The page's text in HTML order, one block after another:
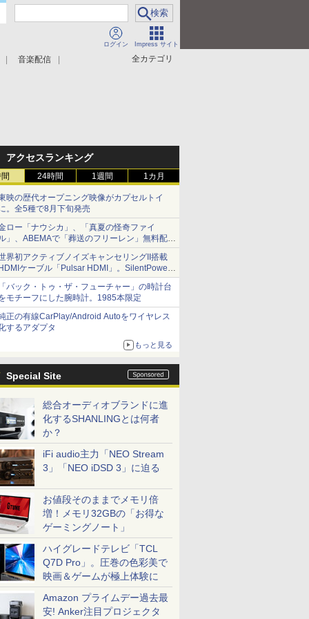
ログイン Impress サイト
全カテゴリ
音楽配信
アクセスランキング
24時間 1週間 1カ月
映の歴代オープニング映像がカプセルトイ
。全5種で8月下旬発売
ロー「ナウシカ」、「真夏の怪奇ファイ
」、ABEMAで「葬送のフリーレン」無料配信
ど。夏の特番・配信情報
界初アクティブノイズキャンセリングII搭載
ケーブル「Pulsar HDMI」。SilentPower
ら
バック・トゥ・ザ・フューチャー」の時計台
モチーフにした腕時計。1985本限定
正の有線CarPlay/Android Autoをワイヤレス
するアダプタ
もっと見る
Special Site
総合オーディオブランドに進
化するSHANLINGとは何者
か？
iFi audio主力「NEO Stream
3」「NEO iDSD 3」に迫る
お値段そのままでメモリ倍
増！メモリ32GBの「お得な
ゲーミングノート」
ハイグレードテレビ「TCL
Q7D Pro」。圧巻の色彩美で
映画＆ゲームが極上体験に
Amazon プライムデー過去最
安! Anker注目プロジェクタ